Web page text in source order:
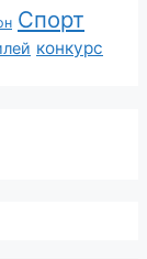
Спорт
конкурс